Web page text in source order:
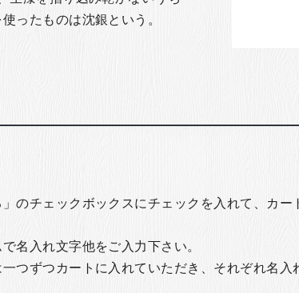
ったものは沈銀という。
のチェックボックスにチェックを入れて、カー
名入れ文字他をご入力下さい。
つずつカートに入れていただき、それぞれ名入